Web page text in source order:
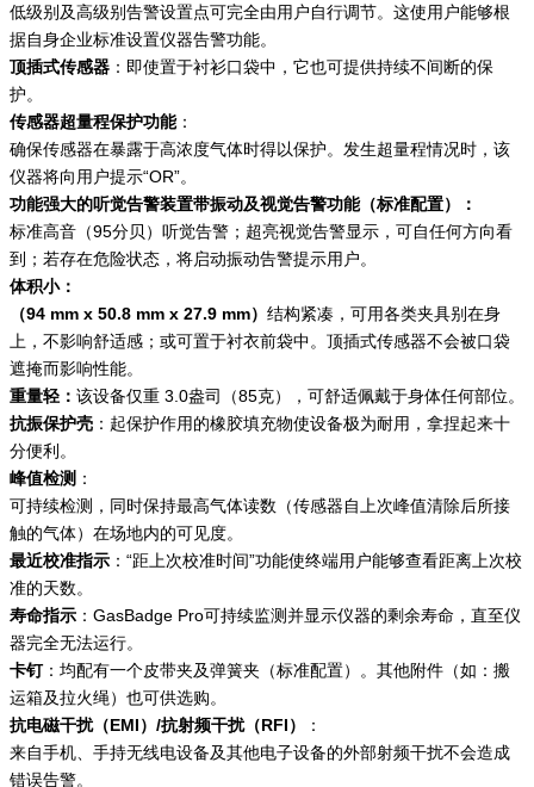
低级别及高级别告警设置点可完全由用户自行调节。这使用户能够根
据自身企业标准设置仪器告警功能。
顶插式传感器 ：即使置于衬衫口袋中，它也可提供持续不间断的保
护。
传感器超量程保护功能：
确保传感器在暴露于高浓度气体时得以保护。发生超量程情况时，该
仪器将向用户提示“OR”。
功能强大的听觉告警装置带振动及视觉告警功能（标准配置）：
标准高音（95分贝）听觉告警；超亮视觉告警显示，可自任何方向看
到；若存在危险状态，将启动振动告警提示用户。
体积小：
（94 mm x 50.8 mm x 27.9 mm） 结构紧凑，可用各类夹具别在身
上，不影响舒适感；或可置于衬衣前袋中。顶插式传感器不会被口袋
遮掩而影响性能。
重量轻： 该设备仅重 3.0盎司（85克），可舒适佩戴于身体任何部位。
抗振保护壳 ：起保护作用的橡胶填充物使设备极为耐用，拿捏起来十
分便利。
峰值检测 ：
可持续检测，同时保持最高气体读数（传感器自上次峰值清除后所接
触的气体）在场地内的可见度。
最近校准指示 ：“距上次校准时间”功能使终端用户能够查看距离上次校
准的天数。
寿命指示 ：GasBadge Pro可持续监测并显示仪器的剩余寿命，直至仪
器完全无法运行。
卡钉：均配有一个皮带夹及弹簧夹（标准配置）。其他附件（如：搬
运箱及拉火绳）也可供选购。
抗电磁干扰（EMI） /抗射频干扰（RFI）
：
来自手机、手持无线电设备及其他电子设备的外部射频干扰不会造成
错误告警。